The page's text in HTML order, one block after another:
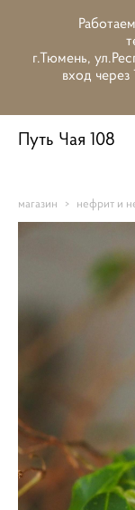
г.Тюмень,
вход
Путь Чая 108
магазин > нефрит и